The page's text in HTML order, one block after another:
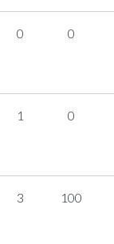
0 0
1 0
3 100